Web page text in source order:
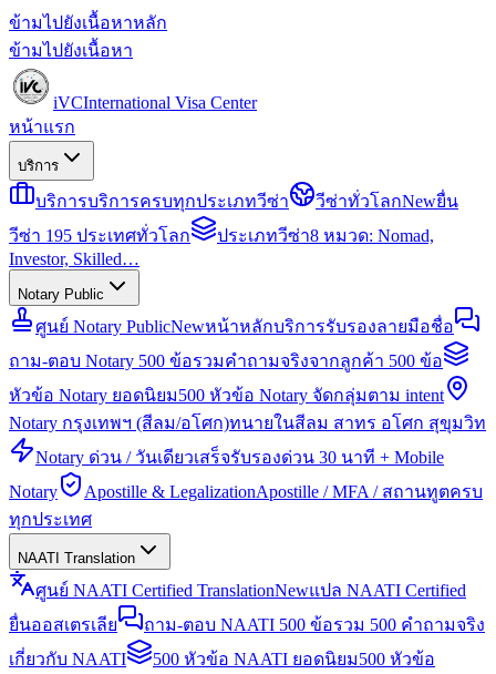
ข้ามไปยังเนื้อหาหลัก
ข้ามไปยังเนื้อหา
iVCInternational Visa Center
หน้าแรก
บริการ
บริการบริการครบทุกประเภทวีซ่า วีซ่าทั่วโลกNewยื่น
วีซ่า 195 ประเทศทั่วโลก
ประเภทวีซ่า8 หมวด: Nomad,
Investor, Skilled…
Notary Public
ศูนย์ Notary PublicNewหน้าหลักบริการรับรองลายมือชื่อ
ถาม-ตอบ Notary 500 ข้อรวมคำถามจริงจากลูกค้า 500 ข้อ
หัวข้อ Notary ยอดนิยม500 หัวข้อ Notary จัดกลุ่มตาม intent
Notary กรุงเทพฯ (สีลม/อโศก)ทนายในสีลม สาทร อโศก สุขุมวิท
Notary ด่วน / วันเดียวเสร็จรับรองด่วน 30 นาที + Mobile
Notary
Apostille & LegalizationApostille / MFA / สถานทูตครบ
ทุกประเทศ
NAATI Translation
ศูนย์ NAATI Certified TranslationNewแปล NAATI Certified
ยื่นออสเตรเลีย
ถาม-ตอบ NAATI 500 ข้อรวม 500 คำถามจริง
เกี่ยวกับ NAATI
500 หัวข้อ NAATI ยอดนิยม500 หัวข้อ